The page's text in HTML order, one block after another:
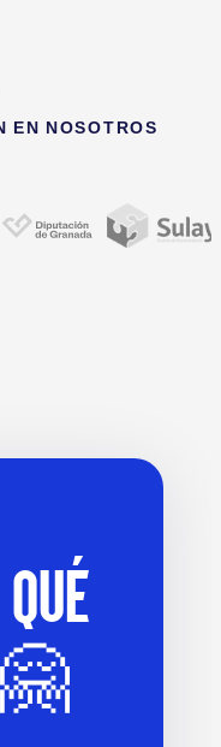
EN NOSOTROS
🤗